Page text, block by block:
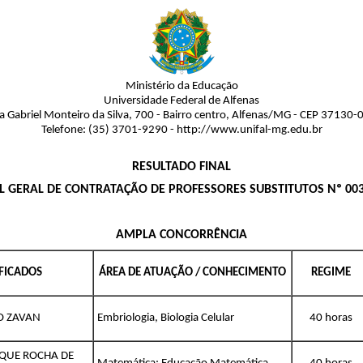
Ministério da Educação
Universidade Federal de Alfenas
Gabriel Monteiro da Silva, 700 - Bairro centro, Alfenas/MG - CEP 37130-
Telefone: (35) 3701-9290 - http://www.unifal-mg.edu.br
RESULTADO FINAL
GERAL DE CONTRATAÇÃO DE PROFESSORES SUBSTITUTOS Nº
AMPLA CONCORRÊNCIA
ÁREA DE ATUAÇÃO / CONHECIMENTO REGIME
ZAVAN Embriologia, Biologia Celular 40 horas
ROCHA DE